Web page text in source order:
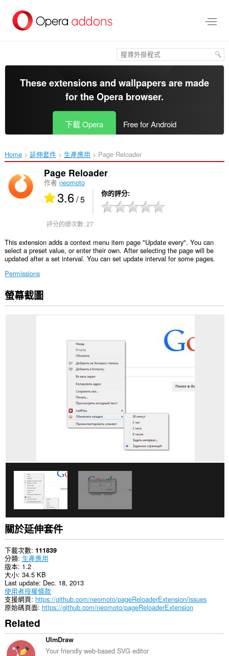
區
These extensions and wallpapers are made
for theOpera browser.
下載 Opera Free for Android
Home 延伸套件 生產應用 Page Reloader‎
Page Reloader
作者 neomoto
3.6/ 5 你的評分
評分的總次數:27
This extension adds a context menu item page "Update every". You can
select a preset value, or enter their own. After selecting the page will be
updated after a set interval. You can set update interval for some pages.
Permissions
這
個
你
的
頁
籤
與
瀏
覽
活
動。
螢幕截圖
關於延伸套件
下載次數 111839
分類 生產應用
版本 1.2
大小 34.5 KB
Last update Dec. 18, 2013
使用者授權條款
支援網頁 https://github.com/neomoto/pageReloaderExtension/issues
原始碼頁面 https://github.com/neomoto/pageReloaderExtension
Related
UlmDraw
Your friendly web-based SVG editor